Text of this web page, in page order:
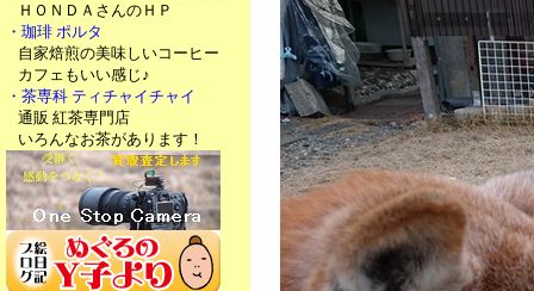
ＨＯＮＤＡさんのＨＰ
・珈琲 ポルタ
自家焙煎の美味しいコーヒー
カフェもいい感じ♪
・茶専科 ティチャイチャイ
通販 紅茶専門店
いろんなお茶があります！